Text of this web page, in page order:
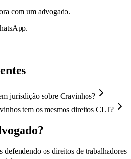
com um advogado.
jurisdição sobre Cravinhos?
tem os mesmos direitos CLT?
defendendo os direitos de trabalhadores